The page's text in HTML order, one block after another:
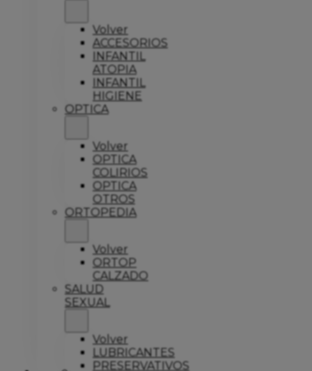
Volver
ACCESORIOS
INFANTIL
ATOPIA
INFANTIL
HIGIENE
OPTICA
Volver
OPTICA
COLIRIOS
OPTICA
OTROS
ORTOPEDIA
Volver
ORTOP
CALZADO
SALUD
SEXUAL
Volver
LUBRICANTES
PRESERVATIVOS